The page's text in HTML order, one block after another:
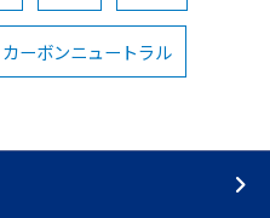
カーボンニュートラル